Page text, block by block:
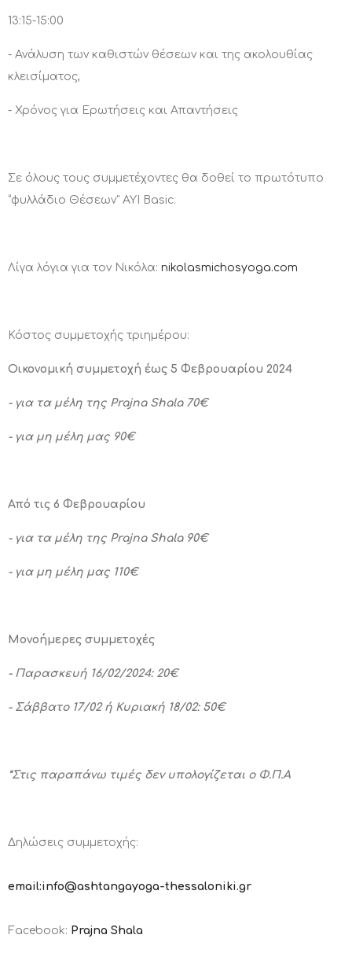
13:15-15:00
- Ανάλυση των καθιστών θέσεων και της ακολουθίας
κλεισίματος,
- Χρόνος για Ερωτήσεις και Απαντήσεις
Σε όλους τους συμμετέχοντες θα δοθεί το πρωτότυπο
“φυλλάδιο Θέσεων" AYI Basic.
Λίγα λόγια για τον Νικόλα: nikolasmichosyoga.com
Κόστος συμμετοχής τριημέρου:
Οικονομική συμμετοχή έως 5 Φεβρουαρίου 2024
- για τα μέλη της Prajna Shala 70€
- για μη μέλη μας 90€
Από τις 6 Φεβρουαρίου
- για τα μέλη της Prajna Shala 90€
- για μη μέλη μας 110€
Μονοήμερες συμμετοχές
- Παρασκευή 16/02/2024: 20€
- Σάββατο 17/02 ή Κυριακή 18/02: 50€
*Στις παραπάνω τιμές δεν υπολογίζεται ο Φ.Π.Α
Δηλώσεις συμμετοχής:
email:info@ashtangayoga-thessaloniki.gr
Facebook: Prajna Shala